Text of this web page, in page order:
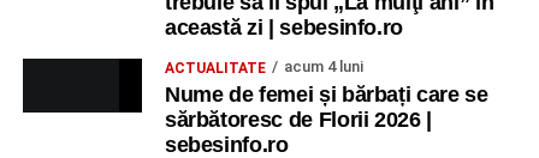
această zi | sebesinfo.ro
ACTUALITATE acum 4 luni
Nume de femei și bărbați care se
sărbătoresc de Florii 2026 |
sebesinfo.ro